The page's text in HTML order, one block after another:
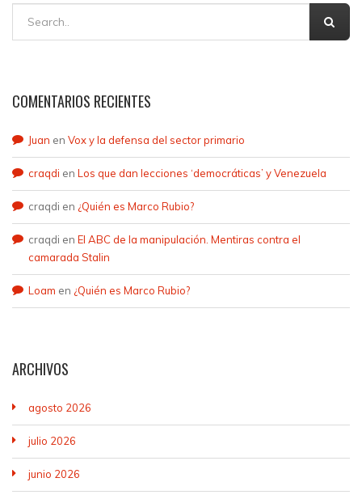
COMENTARIOS RECIENTES
Juan en Vox y la defensa del sector primario
craqdi en Los que dan lecciones ‘democráticas’ y Venezuela
craqdi en ¿Quién es Marco Rubio?
craqdi en El ABC de la manipulación. Mentiras contra el
camarada Stalin
Loam en ¿Quién es Marco Rubio?
ARCHIVOS
agosto 2026
julio 2026
junio 2026